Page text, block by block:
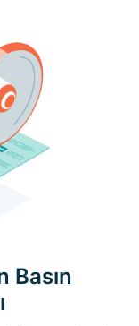
Basın